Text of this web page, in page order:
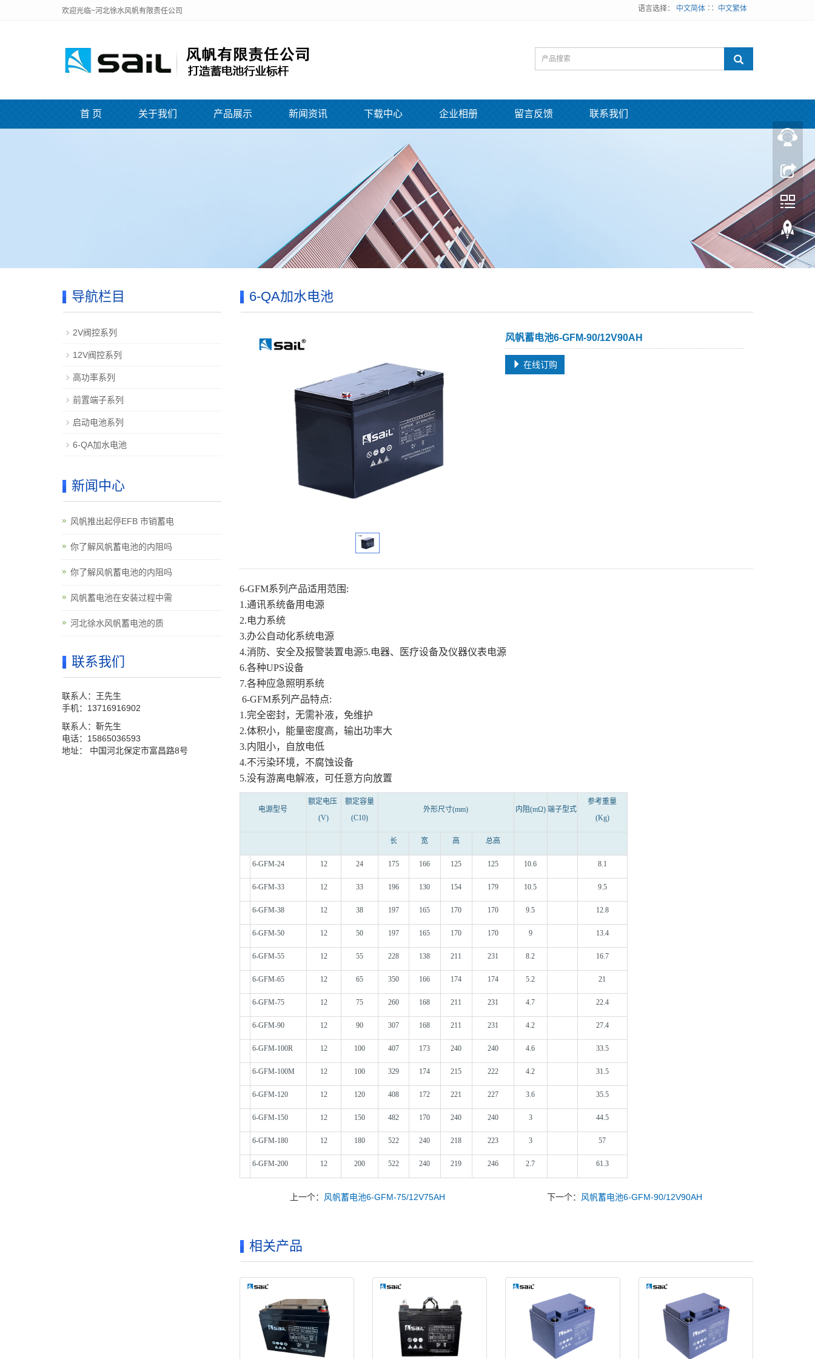
欢迎光临~河北徐水风帆有限责任公司 语言选择： 中文简体 ∷ 中文繁体
首 页 关于我们 产品展示 新闻资讯 下载中心 企业相册 留言反馈 联系我们
6-QA加水电池
风帆蓄电池6-GFM-90/12V90AH
在线订购
6-GFM系列产品适用范围:
1.通讯系统备用电源
2.电力系统
3.办公自动化系统电源
4.消防、安全及报警装置电源5.电器、医疗设备及仪器仪表电源
6.各种UPS设备
7.各种应急照明系统
6-GFM系列产品特点:
1.完全密封，无需补液，免维护
2.体积小，能量密度高，输出功率大
3.内阻小，自放电低
4.不污染环境，不腐蚀设备
5.没有游离电解液，可任意方向放置
电源型号
额定电压
(V)
额定容量
(C10)
外形尺寸(mm) 内阻(mΩ) 端子型式
参考重量
(Kg)
长 宽 高 总高
6-GFM-24 12 24 175 166 125 125 10.6 8.1
6-GFM-33 12 33 196 130 154 179 10.5 9.5
6-GFM-38 12 38 197 165 170 170 9.5 12.8
6-GFM-50 12 50 197 165 170 170 9 13.4
6-GFM-55 12 55 228 138 211 231 8.2 16.7
6-GFM-65 12 65 350 166 174 174 5.2 21
6-GFM-75 12 75 260 168 211 231 4.7 22.4
6-GFM-90 12 90 307 168 211 231 4.2 27.4
6-GFM-100R 12 100 407 173 240 240 4.6 33.5
6-GFM-100M 12 100 329 174 215 222 4.2 31.5
6-GFM-120 12 120 408 172 221 227 3.6 35.5
6-GFM-150 12 150 482 170 240 240 3 44.5
6-GFM-180 12 180 522 240 218 223 3 57
6-GFM-200 12 200 522 240 219 246 2.7 61.3
上一个： 风帆蓄电池6-GFM-75/12V75AH 下一个： 风帆蓄电池6-GFM-90/12V90AH
相关产品
导航栏目
2V阀控系列
12V阀控系列
高功率系列
前置端子系列
启动电池系列
6-QA加水电池
新闻中心
风帆推出起停EFB 市销蓄电
你了解风帆蓄电池的内阻吗
你了解风帆蓄电池的内阻吗
风帆蓄电池在安装过程中需
河北徐水风帆蓄电池的质
联系我们
联系人：王先生
手机：13716916902
联系人：靳先生
电话：15865036593
地址： 中国河北保定市富昌路8号